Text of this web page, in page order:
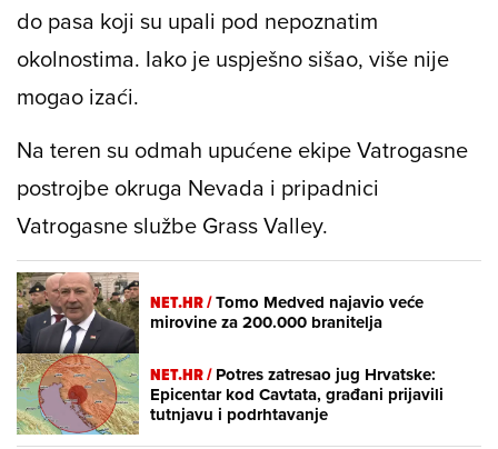
do pasa koji su upali pod nepoznatim
okolnostima. Iako je uspješno sišao, više nije
mogao izaći.
Na teren su odmah upućene ekipe Vatrogasne
postrojbe okruga Nevada i pripadnici
Vatrogasne službe Grass Valley.
NET.HR /Tomo Medved najavio veće
mirovine za 200.000 branitelja
NET.HR /Potres zatresao jug Hrvatske:
Epicentar kod Cavtata, građani prijavili
tutnjavu i podrhtavanje